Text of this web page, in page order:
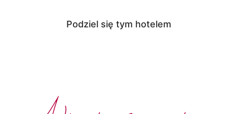
Podziel się tym hotelem